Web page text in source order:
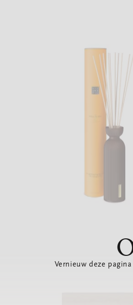
Vernieuw deze